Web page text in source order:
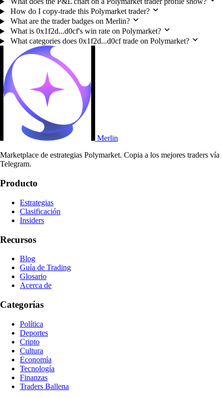
How do I copy-trade this Polymarket trader?
What are the trader badges on Merlin?
What is 0x1f2d...d0cf's win rate on Polymarket?
What categories does 0x1f2d...d0cf trade on Polymarket?
Merlin
Marketplace de estrategias Polymarket. Copia a los mejores traders vía
Telegram.
Producto
Estrategias
Clasificación
Insiders
Recursos
Blog
Guía de Trading
Glosario
Acerca de
Categorías
Política
Deportes
Cripto
Cultura
Economía
Tecnología
Finanzas
Traders Ballena